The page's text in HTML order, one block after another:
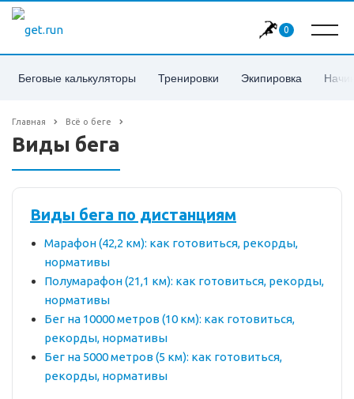
0
Беговые калькуляторы Тренировки Экипировка
Главная Всё о беге
Виды бега
Виды бега по дистанциям
Марафон (42,2 км): как готовиться, рекорды,
нормативы
Полумарафон (21,1 км): как готовиться, рекорды,
нормативы
Бег на 10000 метров (10 км): как готовиться,
рекорды, нормативы
Бег на 5000 метров (5 км): как готовиться,
рекорды, нормативы